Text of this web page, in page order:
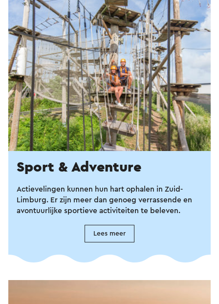
Sport & Adventure
Actievelingen kunnen hun hart ophalen in Zuid-
Limburg. Er zijn meer dan genoeg verrassende en
avontuurlijke sportieve activiteiten te beleven.
Lees meer